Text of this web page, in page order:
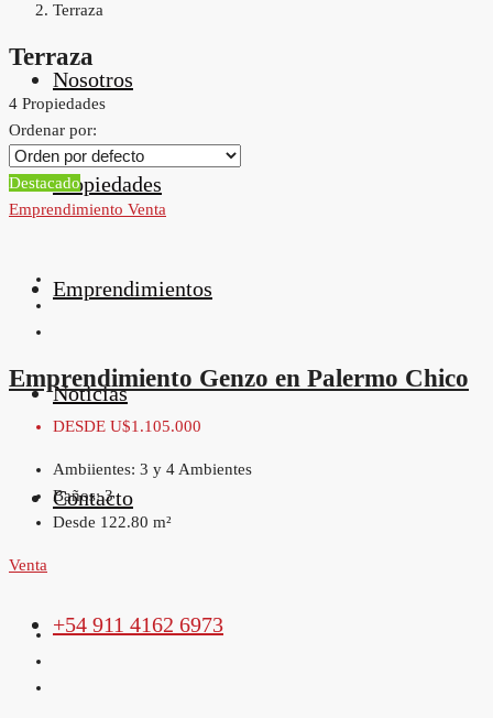
Nosotros
Propiedades
Emprendimientos
Noticias
Contacto
+54 911 4162 6973
Terraza
Terraza
4 Propiedades
Ordenar por:
Destacado
Emprendimiento Venta
Emprendimiento Genzo en Palermo Chico
DESDE U$1.105.000
Ambiientes: 3 y 4 Ambientes
Baños: 3
Desde 122.80 m²
Venta